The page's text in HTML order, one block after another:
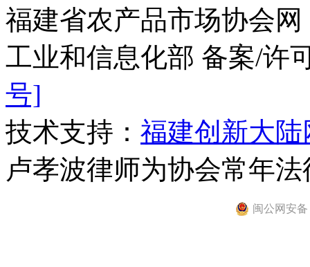
福建省农产品市场协会网
工业和信息化部 备案/许
号]
技术支持： 福建创新大
卢孝波律师为协会常年
闽公网安备